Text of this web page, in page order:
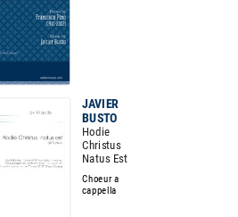
JAVIER
BUSTO
Hodie
Christus
Natus Est
Choeur a
cappella